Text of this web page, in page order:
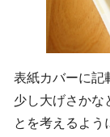
表紙カバーに記
少し大げさかな
とを考えるよう